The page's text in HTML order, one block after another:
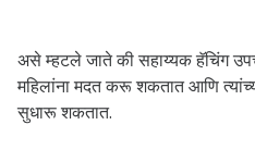
असे म्हटले जाते की सहाय्यक हॅचिंग
महिलांना मदत करू शकतात आणि
सुधारू शकतात.